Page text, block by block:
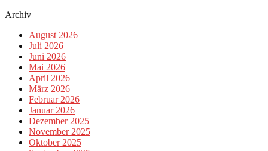
Archiv
August 2026
Juli 2026
Juni 2026
Mai 2026
April 2026
März 2026
Februar 2026
Januar 2026
Dezember 2025
November 2025
Oktober 2025